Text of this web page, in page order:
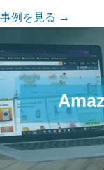
事例を見る →